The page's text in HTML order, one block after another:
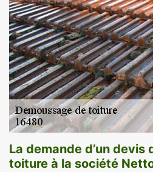
La demande d’un devis
toiture à la société